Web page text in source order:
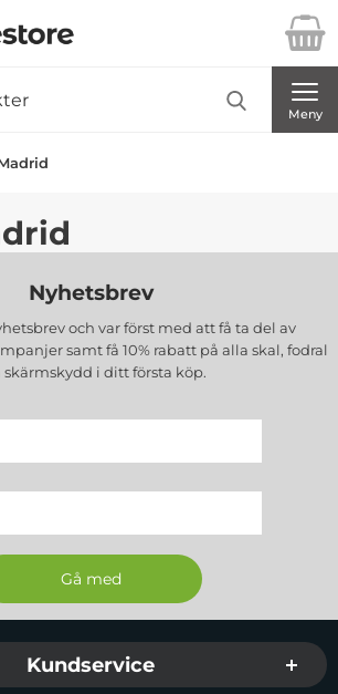
för Danira Telecom AB
Meny
Nyhetsbrev
och var först med att få ta del av
samt få 10% rabatt på alla skal, fodral
skärmskydd i ditt första köp.
info och länkar
Kundservice